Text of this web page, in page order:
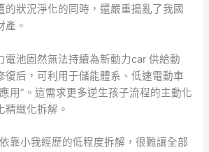
的狀況淨化的同時，還嚴重搗亂了我國
產。
電池固然無法持續為新動力car 供給動
復后，可利用于儲能體系、低速電動車
用”。這需求更多逆生孩子流程的主動化
精緻化拆解。
靠小我經歷的低程度拆解，很難讓全部